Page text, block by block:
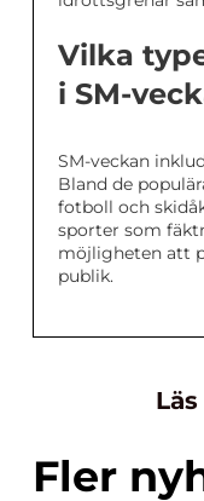
Vilka
i SM-
SM-veckan
Bland de
fotboll och
sporter som
möjligheten att
publik.
Fler